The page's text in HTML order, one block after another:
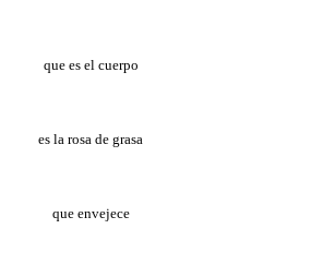
que es el cuerpo
es la rosa de grasa
que envejece